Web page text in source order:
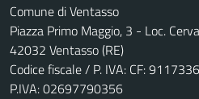
Comune di Ventasso
Piazza Primo Maggio, 3 - Loc.
42032 Ventasso (RE)
Codice fiscale / P. IVA: CF:
P.IVA: 02697790356